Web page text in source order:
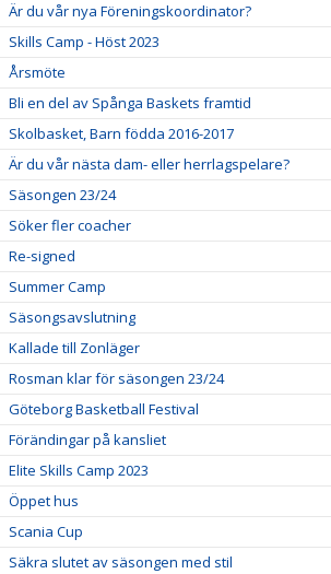
Är du vår nya Föreningskoordinator?
Skills Camp - Höst 2023
Årsmöte
Bli en del av Spånga Baskets framtid
Skolbasket, Barn födda 2016-2017
Är du vår nästa dam- eller herrlagspelare?
Säsongen 23/24
Söker fler coacher
Re-signed
Summer Camp
Säsongsavslutning
Kallade till Zonläger
Rosman klar för säsongen 23/24
Göteborg Basketball Festival
Förändingar på kansliet
Elite Skills Camp 2023
Öppet hus
Scania Cup
Säkra slutet av säsongen med stil